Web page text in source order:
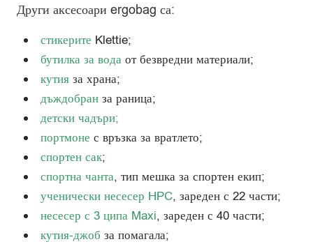
Други аксесоари ergobag са:
стикерите Klettie;
бутилка за вода от безвредни материали;
кутия за храна;
дъждобран за раница;
детски чадъри;
портмоне с връзка за вратлето;
спортен сак;
спортна чанта, тип мешка за спортен екип;
ученически несесер HPC, зареден с 22 части;
несесер с 3 ципа Maxi, зареден с 40 части;
кутия-джоб за помагала;